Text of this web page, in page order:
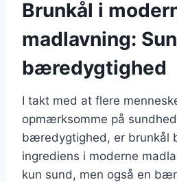
Brunkål i
madlavning:
bæredygtighed
I takt med at flere
opmærksomme på
bæredygtighed, er brunkål
ingrediens i moderne
kun sund, men også en